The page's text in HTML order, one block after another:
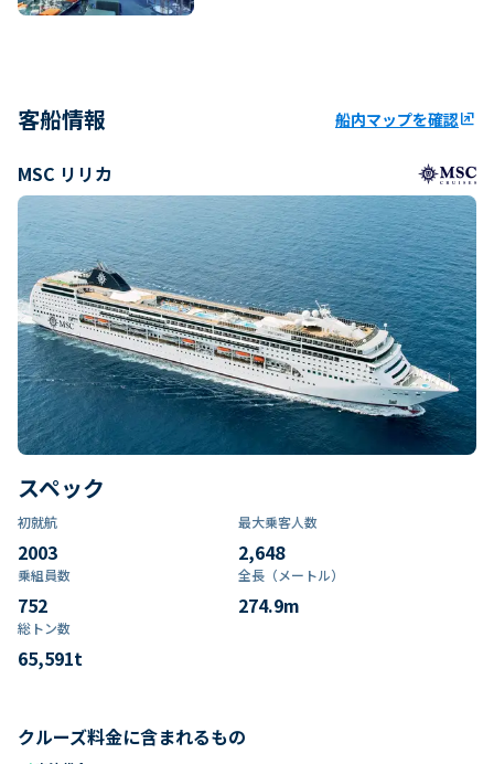
客船情報 船内マップを確認ungroup
MSC リリカ
スペック
初就航
2003
最大乗客人数
2,648
乗組員数​
752
全長（メートル）
274.9m
総トン数​
65,591t
クルーズ料金に含まれるもの